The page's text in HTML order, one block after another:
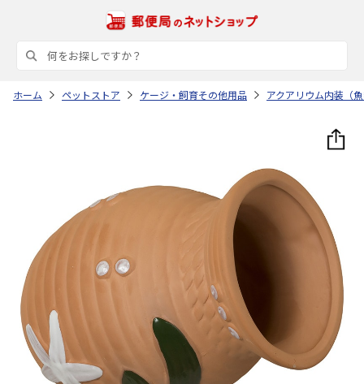
ホーム ペットストア ケージ・飼育その他用品 アクアリウム内装（